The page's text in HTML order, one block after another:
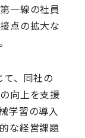
一線の社員
点の拡大な
、同社の
向上を支援
学習の導入
な経営課題